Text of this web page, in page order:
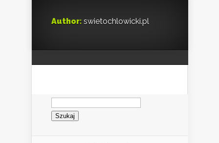
Author: swietochlowicki.pl
Szukaj: